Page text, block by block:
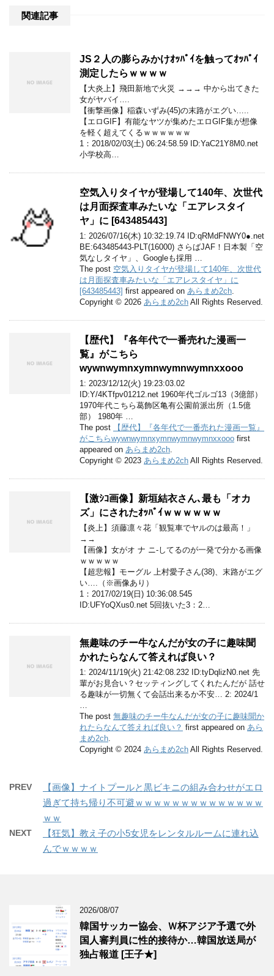
関連記事
JS２人の膨らみかけｵｯﾊﾟｲを触ってｵｯﾊﾟｲ
測定したらｗｗｗｗ
【大炎上】飛田新地で火災 →→→ 中から出てきた
女がヤバイ….
【衝撃画像】稲森いずみ(45)の末路がエグい…..
【エロGIF】有能なヤツが集めたエロGIF集が想像
を軽く超えてくるｗｗｗｗｗｗ
1：2018/02/03(土) 06:24:58.59 ID:YaC21Y8M0.net
小学校高…
空気入りタイヤが登場して140年、次世代
は月面探査車みたいな「エアレスタイ
ヤ」に [643485443]
1: 2026/07/16(木) 10:32:19.74 ID:qRMdFNWY0●.net
BE:643485443-PLT(16000) さらばJAF！日本製「空
気なしタイヤ」、Googleも採用 …
The post 空気入りタイヤが登場して140年、次世代
は月面探査車みたいな「エアレスタイヤ」に
[643485443] first appeared on あらまめ2ch.
Copyright © 2026 あらまめ2ch All Rights Reserved.
【歴代】『各年代で一番売れた漫画一
覧』がこちら
wywnwymnxymnwymnwymnxxooo
1: 2023/12/12(火) 19:23:03.02
ID:Y/4KTfpv01212.net 1960年代ゴルゴ13（3億部）
1970年代こちら葛飾区亀有公園前派出所（1.5億
部） 1980年 …
The post
【歴代】『各年代で一番売れた漫画一覧』
がこちらwywnwymnxymnwymnwymnxxooo first
appeared on あらまめ2ch.
Copyright © 2023 あらまめ2ch All Rights Reserved.
【激ｼｺ画像】新垣結衣さん､最も「オカ
ズ」にされたｵｯﾊﾟｲｗｗｗｗｗｗ
【炎上】須藤凛々花「観覧車でヤルのは最高！」
→→
【画像】女がオ ナ ニ-してるのが一発で分かる画像
ｗｗｗｗｗ
【超悲報】モーグル 上村愛子さん(38)、末路がエグ
い….（※画像あり）
1：2017/02/19(日) 10:36:08.545
ID:UFYoQXus0.net 5回抜いた3：2…
無趣味のチー牛なんだが女の子に趣味聞
かれたらなんて答えれば良い？
1: 2024/11/19(火) 21:42:08.232 ID:tyDqlizN0.net 先
輩がお見合い？セッティングしてくれたんだが 話せ
る趣味が一切無くて会話出来るか不安… 2: 2024/1
…
The post 無趣味のチー牛なんだが女の子に趣味聞か
れたらなんて答えれば良い？ first appeared on あら
まめ2ch.
Copyright © 2024 あらまめ2ch All Rights Reserved.
PREV
【画像】ナイトプールと黒ビキニの組み合わせがエロ
過ぎて持ち帰り不可避ｗｗｗｗｗｗｗｗｗｗｗｗｗｗ
ｗｗ
NEXT
【狂気】教え子の小5女児をレンタルルームに連れ込
んでｗｗｗｗ
2026/08/07
韓国サッカー協会、Ｗ杯アジア予選で外
国人審判員に性的接待か…韓国放送局が
独占報道 [王子★]